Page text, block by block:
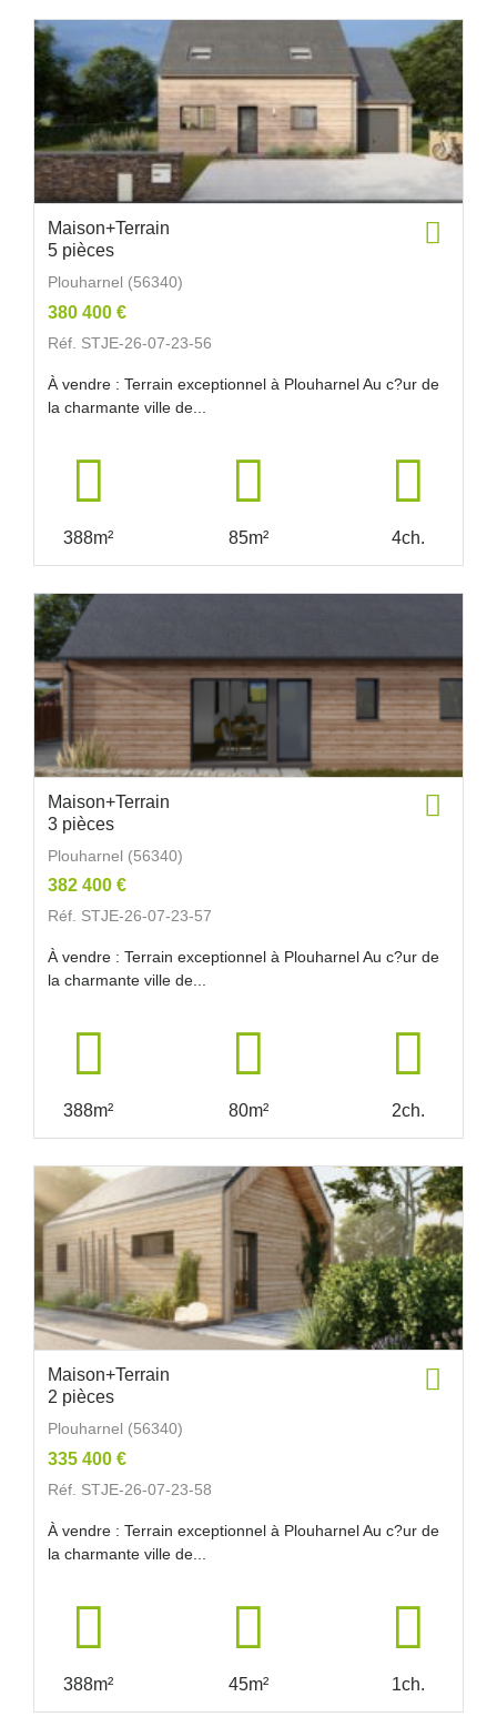
Maison+Terrain
5 pièces
Plouharnel (56340)
380 400 €
Réf. STJE-26-07-23-56
À vendre : Terrain exceptionnel à Plouharnel Au c?ur de
la charmante ville de...
388m² 85m² 4ch.
Maison+Terrain
3 pièces
Plouharnel (56340)
382 400 €
Réf. STJE-26-07-23-57
À vendre : Terrain exceptionnel à Plouharnel Au c?ur de
la charmante ville de...
388m² 80m² 2ch.
Maison+Terrain
2 pièces
Plouharnel (56340)
335 400 €
Réf. STJE-26-07-23-58
À vendre : Terrain exceptionnel à Plouharnel Au c?ur de
la charmante ville de...
388m² 45m² 1ch.